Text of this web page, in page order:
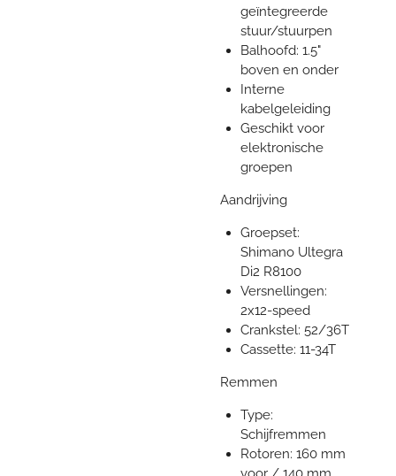
geïntegreerde
stuur/stuurpen
Balhoofd: 1.5"
boven en onder
Interne
kabelgeleiding
Geschikt voor
elektronische
groepen
Aandrijving
Groepset:
Shimano Ultegra
Di2 R8100
Versnellingen:
2x12-speed
Crankstel: 52/36T
Cassette: 11-34T
Remmen
Type:
Schijfremmen
Rotoren: 160 mm